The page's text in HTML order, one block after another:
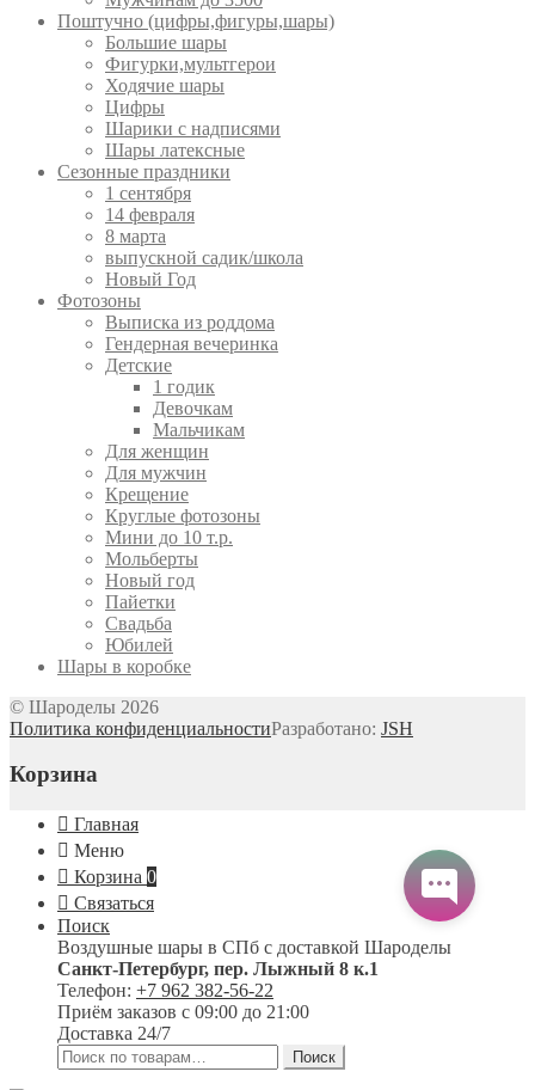
Поштучно (цифры,фигуры,шары)
Большие шары
Фигурки,мультгерои
Ходячие шары
Цифры
Шарики с надписями
Шары латексные
Сезонные праздники
1 сентября
14 февраля
8 марта
выпускной садик/школа
Новый Год
Фотозоны
Выписка из роддома
Гендерная вечеринка
Детские
1 годик
Девочкам
Мальчикам
Для женщин
Для мужчин
Крещение
Круглые фотозоны
Мини до 10 т.р.
Мольберты
Новый год
Пайетки
Свадьба
Юбилей
Шары в коробке
© Шароделы 2026
Политика конфиденциальностиРазработано: JSH
Корзина
Главная
Меню
Корзина 0
Связаться
Поиск
Воздушные шары в СПб с доставкой Шароделы
Санкт-Петербург, пер. Лыжный 8 к.1
Телефон: +7 962 382-56-22
Приём заказов с 09:00 до 21:00
Доставка 24/7
Искать:
Поиск